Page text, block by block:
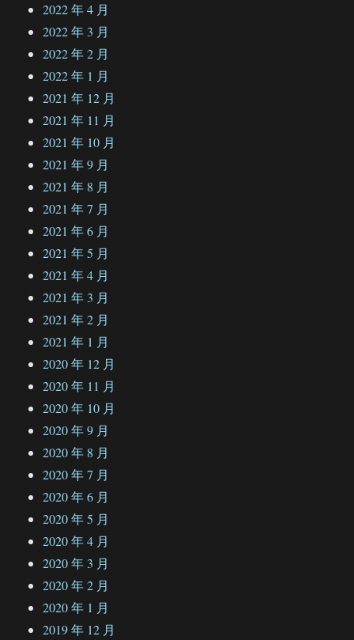
2022 年 4 月
2022 年 3 月
2022 年 2 月
2022 年 1 月
2021 年 12 月
2021 年 11 月
2021 年 10 月
2021 年 9 月
2021 年 8 月
2021 年 7 月
2021 年 6 月
2021 年 5 月
2021 年 4 月
2021 年 3 月
2021 年 2 月
2021 年 1 月
2020 年 12 月
2020 年 11 月
2020 年 10 月
2020 年 9 月
2020 年 8 月
2020 年 7 月
2020 年 6 月
2020 年 5 月
2020 年 4 月
2020 年 3 月
2020 年 2 月
2020 年 1 月
2019 年 12 月